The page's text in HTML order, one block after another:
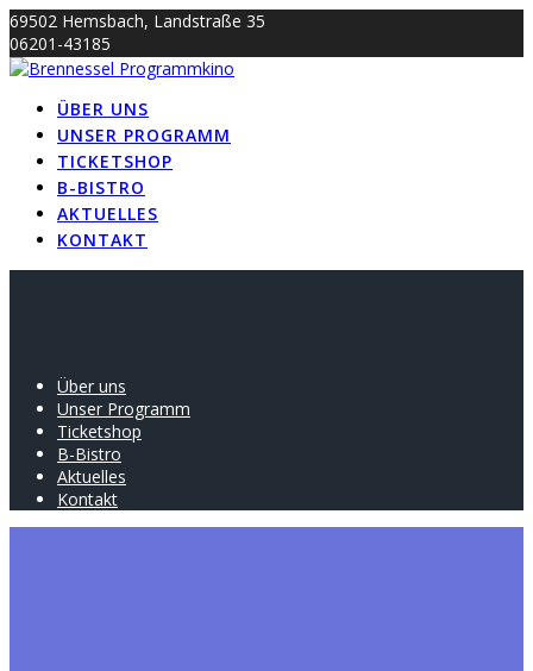
Skip
to
content
69502 Hemsbach, Landstraße 35
06201-43185
info@brennessel-kino.de
ÜBER UNS
UNSER PROGRAMM
TICKETSHOP
B-BISTRO
AKTUELLES
KONTAKT
Über uns
Unser Programm
Ticketshop
B-Bistro
Aktuelles
Kontakt